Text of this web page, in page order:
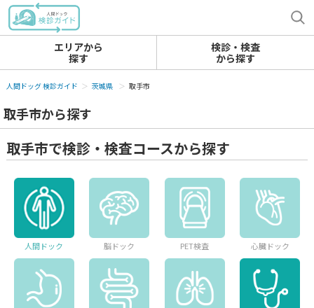
エリアから
探す
検診・検査
から探す
人間ドッグ 検診ガイド 茨城県 取手市
取手市から探す
取手市で検診・検査コースから探す
人間ドック 脳ドック PET検査 心臓ドック